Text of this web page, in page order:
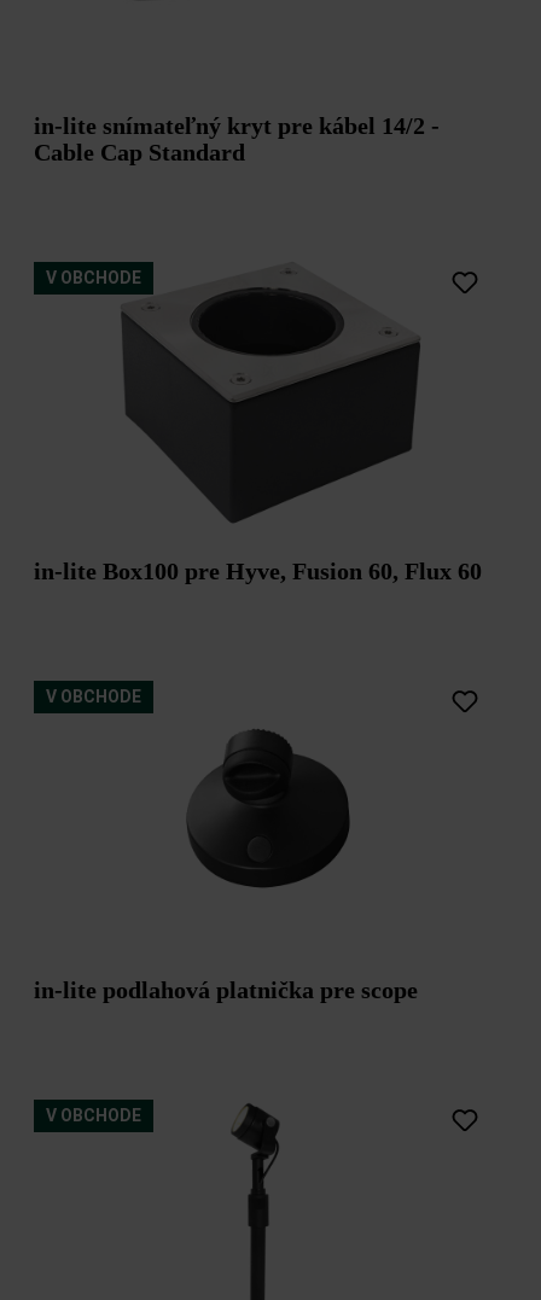
in-lite snímateľný kryt pre kábel 14/2 -
Cable Cap Standard
V OBCHODE
in-lite Box100 pre Hyve, Fusion 60, Flux 60
V OBCHODE
in-lite podlahová platnička pre scope
V OBCHODE